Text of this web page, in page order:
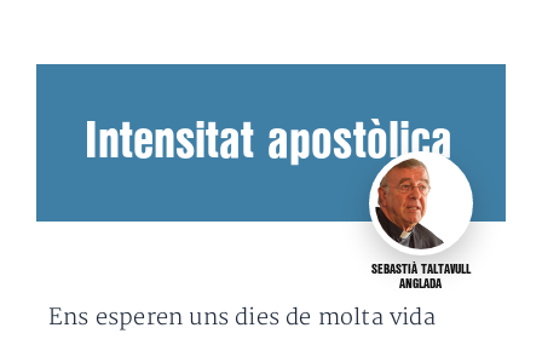
Intensitat apostòlica
SEBASTIÀ TALTAVULL
ANGLADA
Ens esperen uns dies de molta vida